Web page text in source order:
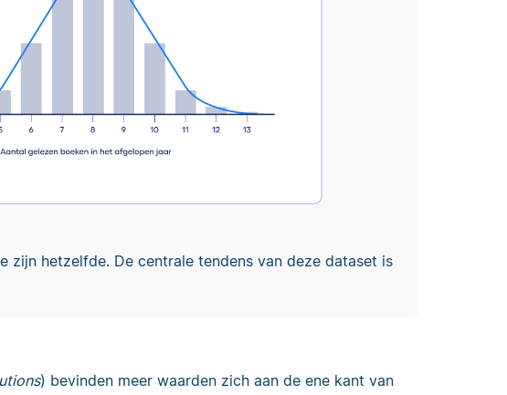
zijn hetzelfde. De centrale tendens van deze dataset is
) bevinden meer waarden zich aan de ene kant van